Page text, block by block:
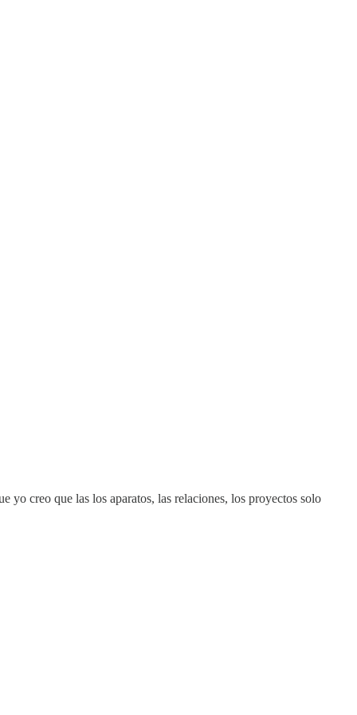
yo creo que las los aparatos, las relaciones, los proyectos solo